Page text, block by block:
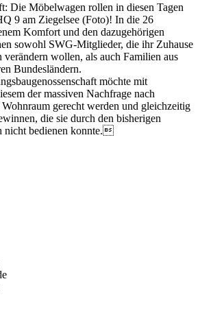
Die Möbelwagen rollen in diesen Tagen
9 am Ziegelsee (Foto)! In die 26
Komfort und den dazugehörigen
sowohl SWG-Mitglieder, die ihr Zuhause
wollen, als auch Familien aus
Bundesländern.
möchte mit
der massiven Nachfrage nach
gerecht werden und gleichzeitig
die sie durch den bisherigen
nicht bedienen konnte.